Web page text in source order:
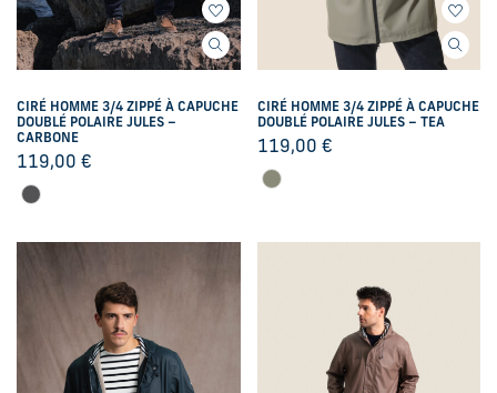
CIRÉ HOMME 3/4 ZIPPÉ À CAPUCHE
DOUBLÉ POLAIRE JULES –
CARBONE
119,00 €
CIRÉ HOMME 3/4 ZIPPÉ À CAPUCHE
DOUBLÉ POLAIRE JULES – TEA
119,00 €